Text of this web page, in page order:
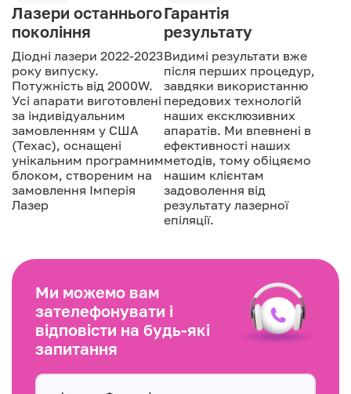
Лазери останнього
покоління
Діодні лазери 2022-2023
року випуску.
Потужність від 2000W.
Усі апарати виготовлені
за індивідуальним
замовленням у США
(Техас), оснащені
унікальним програмним
блоком, створеним на
замовлення Імперія
Лазер
Гарантія
результату
Видимі результати вже
після перших процедур,
завдяки використанню
передових технологій
наших ексклюзивних
апаратів. Ми впевнені в
ефективності наших
методів, тому обіцяємо
нашим клієнтам
задоволення від
результату лазерної
епіляції.
Ми можемо вам
зателефонувати і
відповісти на будь-які
запитання